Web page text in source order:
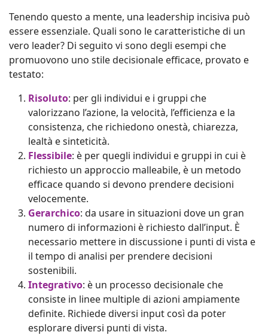
Tenendo questo a mente, una leadership incisiva può
essere essenziale. Quali sono le caratteristiche di un
vero leader? Di seguito vi sono degli esempi che
promuovono uno stile decisionale efficace, provato e
testato:
Risoluto: per gli individui e i gruppi che
valorizzano l’azione, la velocità, l’efficienza e la
consistenza, che richiedono onestà, chiarezza,
lealtà e sinteticità.
Flessibile: è per quegli individui e gruppi in cui è
richiesto un approccio malleabile, è un metodo
efficace quando si devono prendere decisioni
velocemente.
Gerarchico: da usare in situazioni dove un gran
numero di informazioni è richiesto dall’input. È
necessario mettere in discussione i punti di vista e
il tempo di analisi per prendere decisioni
sostenibili.
Integrativo: è un processo decisionale che
consiste in linee multiple di azioni ampiamente
definite. Richiede diversi input così da poter
esplorare diversi punti di vista.